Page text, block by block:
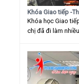
Khóa Giao tiếp -
Khóa học Giao
chị đã đi làm